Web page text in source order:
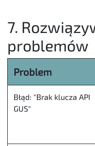
7.
problemów
Problem
Błąd: "Brak klucza API
GUS"